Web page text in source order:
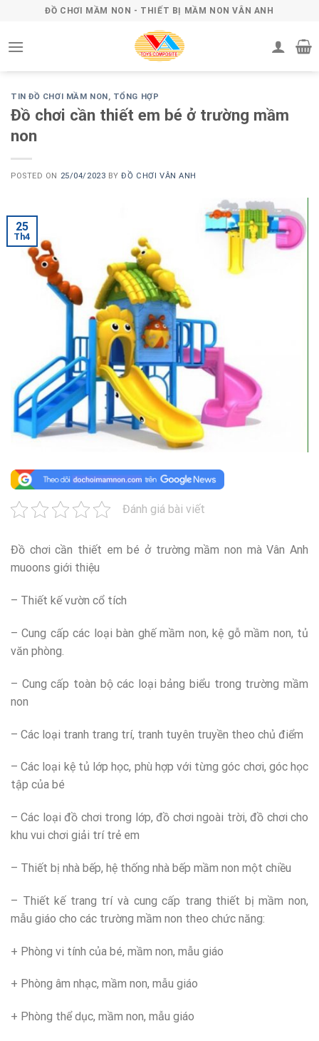
content
ĐỒ CHƠI MẦM NON - THIẾT BỊ MẦM NON VÂN ANH
TIN ĐỒ CHƠI MẦM NON, TỔNG HỢP
Đồ chơi cần thiết em bé ở trường mầm
non
POSTED ON 25/04/2023 BYĐỒ CHƠI VÂN ANH
25
Th4
Đánh giá bài viết
Đồ chơi cần thiết em bé ở trường mầm non mà Vân Anh
muoons giới thiệu
– Thiết kế vườn cổ tích
– Cung cấp các loại bàn ghế mầm non, kệ gỗ mầm non, tủ
văn phòng.
– Cung cấp toàn bộ các loại bảng biểu trong trường mầm
non
– Các loại tranh trang trí, tranh tuyên truyền theo chủ điểm
– Các loại kệ tủ lớp học, phù hợp với từng góc chơi, góc học
tập của bé
– Các loại đồ chơi trong lớp, đồ chơi ngoài trời, đồ chơi cho
khu vui chơi giải trí trẻ em
– Thiết bị nhà bếp, hệ thống nhà bếp mầm non một chiều
– Thiết kế trang trí và cung cấp trang thiết bị mầm non,
mẫu giáo cho các trường mầm non theo chức năng:
+ Phòng vi tính của bé, mầm non, mẫu giáo
+ Phòng âm nhạc, mầm non, mẫu giáo
+ Phòng thể dục, mầm non, mẫu giáo